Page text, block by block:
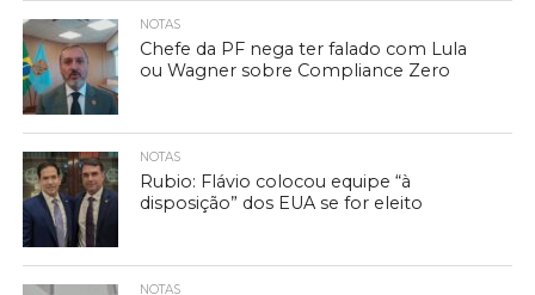
NOTAS
Chefe da PF nega ter falado com Lula
ou Wagner sobre Compliance Zero
NOTAS
Rubio: Flávio colocou equipe “à
disposição” dos EUA se for eleito
NOTAS